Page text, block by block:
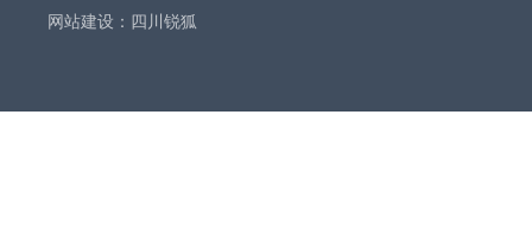
网站建设 ： 四川锐狐